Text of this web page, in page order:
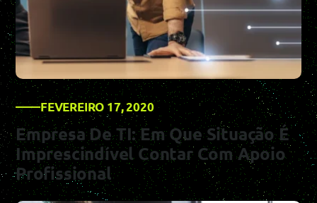
FEVEREIRO 17, 2020
Empresa De TI: Em Que Situação É
Imprescindível Contar Com Apoio
Profissional